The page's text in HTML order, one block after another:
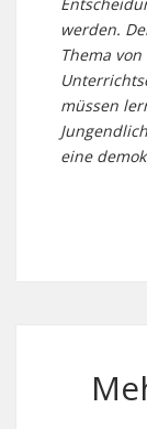
werden.
Thema
müssen
eine